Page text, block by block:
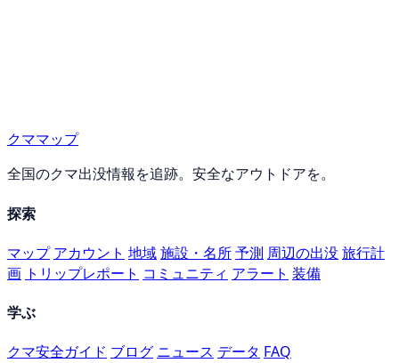
クママップ
全国のクマ出没情報を追跡。安全なアウトドアを。
探索
マップ アカウント 地域施設・名所予測 周辺の出没旅行計
画 トリップレポート コミュニティ アラート 装備
学ぶ
クマ安全ガイド ブログ ニュース データ FAQ